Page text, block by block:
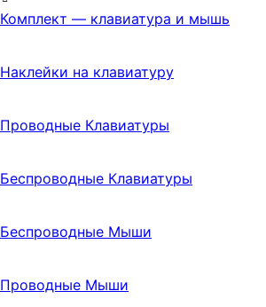
Комплект — клавиатура и мышь
Наклейки на клавиатуру
Проводные Клавиатуры
Беспроводные Клавиатуры
Беспроводные Мыши
Проводные Мыши